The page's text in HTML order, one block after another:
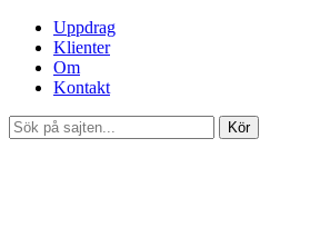
Uppdrag
Klienter
Om
Kontakt